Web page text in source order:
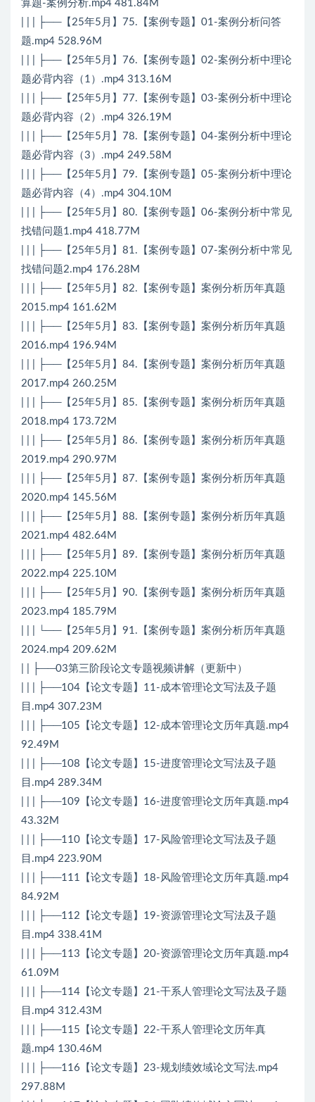
算题-案例分析.mp4 481.84M
| | | ├──【25年5月】75.【案例专题】01-案例分析问答
题.mp4 528.96M
| | | ├──【25年5月】76.【案例专题】02-案例分析中理论
题必背内容（1）.mp4 313.16M
| | | ├──【25年5月】77.【案例专题】03-案例分析中理论
题必背内容（2）.mp4 326.19M
| | | ├──【25年5月】78.【案例专题】04-案例分析中理论
题必背内容（3）.mp4 249.58M
| | | ├──【25年5月】79.【案例专题】05-案例分析中理论
题必背内容（4）.mp4 304.10M
| | | ├──【25年5月】80.【案例专题】06-案例分析中常见
找错问题1.mp4 418.77M
| | | ├──【25年5月】81.【案例专题】07-案例分析中常见
找错问题2.mp4 176.28M
| | | ├──【25年5月】82.【案例专题】案例分析历年真题
2015.mp4 161.62M
| | | ├──【25年5月】83.【案例专题】案例分析历年真题
2016.mp4 196.94M
| | | ├──【25年5月】84.【案例专题】案例分析历年真题
2017.mp4 260.25M
| | | ├──【25年5月】85.【案例专题】案例分析历年真题
2018.mp4 173.72M
| | | ├──【25年5月】86.【案例专题】案例分析历年真题
2019.mp4 290.97M
| | | ├──【25年5月】87.【案例专题】案例分析历年真题
2020.mp4 145.56M
| | | ├──【25年5月】88.【案例专题】案例分析历年真题
2021.mp4 482.64M
| | | ├──【25年5月】89.【案例专题】案例分析历年真题
2022.mp4 225.10M
| | | ├──【25年5月】90.【案例专题】案例分析历年真题
2023.mp4 185.79M
| | | └──【25年5月】91.【案例专题】案例分析历年真题
2024.mp4 209.62M
| | ├──03第三阶段论文专题视频讲解（更新中）
| | | ├──104【论文专题】11-成本管理论文写法及子题
目.mp4 307.23M
| | | ├──105【论文专题】12-成本管理论文历年真题.mp4
92.49M
| | | ├──108【论文专题】15-进度管理论文写法及子题
目.mp4 289.34M
| | | ├──109【论文专题】16-进度管理论文历年真题.mp4
43.32M
| | | ├──110【论文专题】17-风险管理论文写法及子题
目.mp4 223.90M
| | | ├──111【论文专题】18-风险管理论文历年真题.mp4
84.92M
| | | ├──112【论文专题】19-资源管理论文写法及子题
目.mp4 338.41M
| | | ├──113【论文专题】20-资源管理论文历年真题.mp4
61.09M
| | | ├──114【论文专题】21-干系人管理论文写法及子题
目.mp4 312.43M
| | | ├──115【论文专题】22-干系人管理论文历年真
题.mp4 130.46M
| | | ├──116【论文专题】23-规划绩效域论文写法.mp4
297.88M